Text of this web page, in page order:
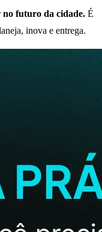
no futuro da cidade. É
inova e entrega.